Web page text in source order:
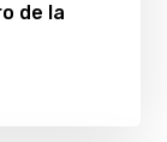
de la